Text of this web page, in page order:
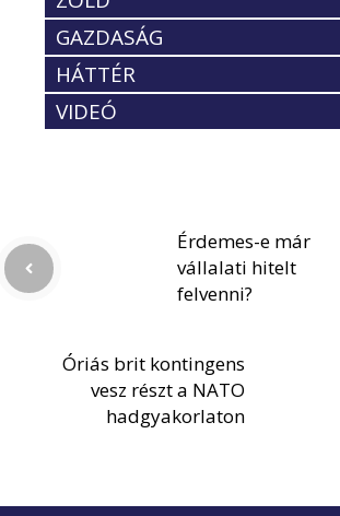
GAZDASÁG
HÁTTÉR
VIDEÓ
Érdemes-e már
vállalati hitelt
felvenni?
Óriás brit kontingens
vesz részt a NATO
hadgyakorlaton